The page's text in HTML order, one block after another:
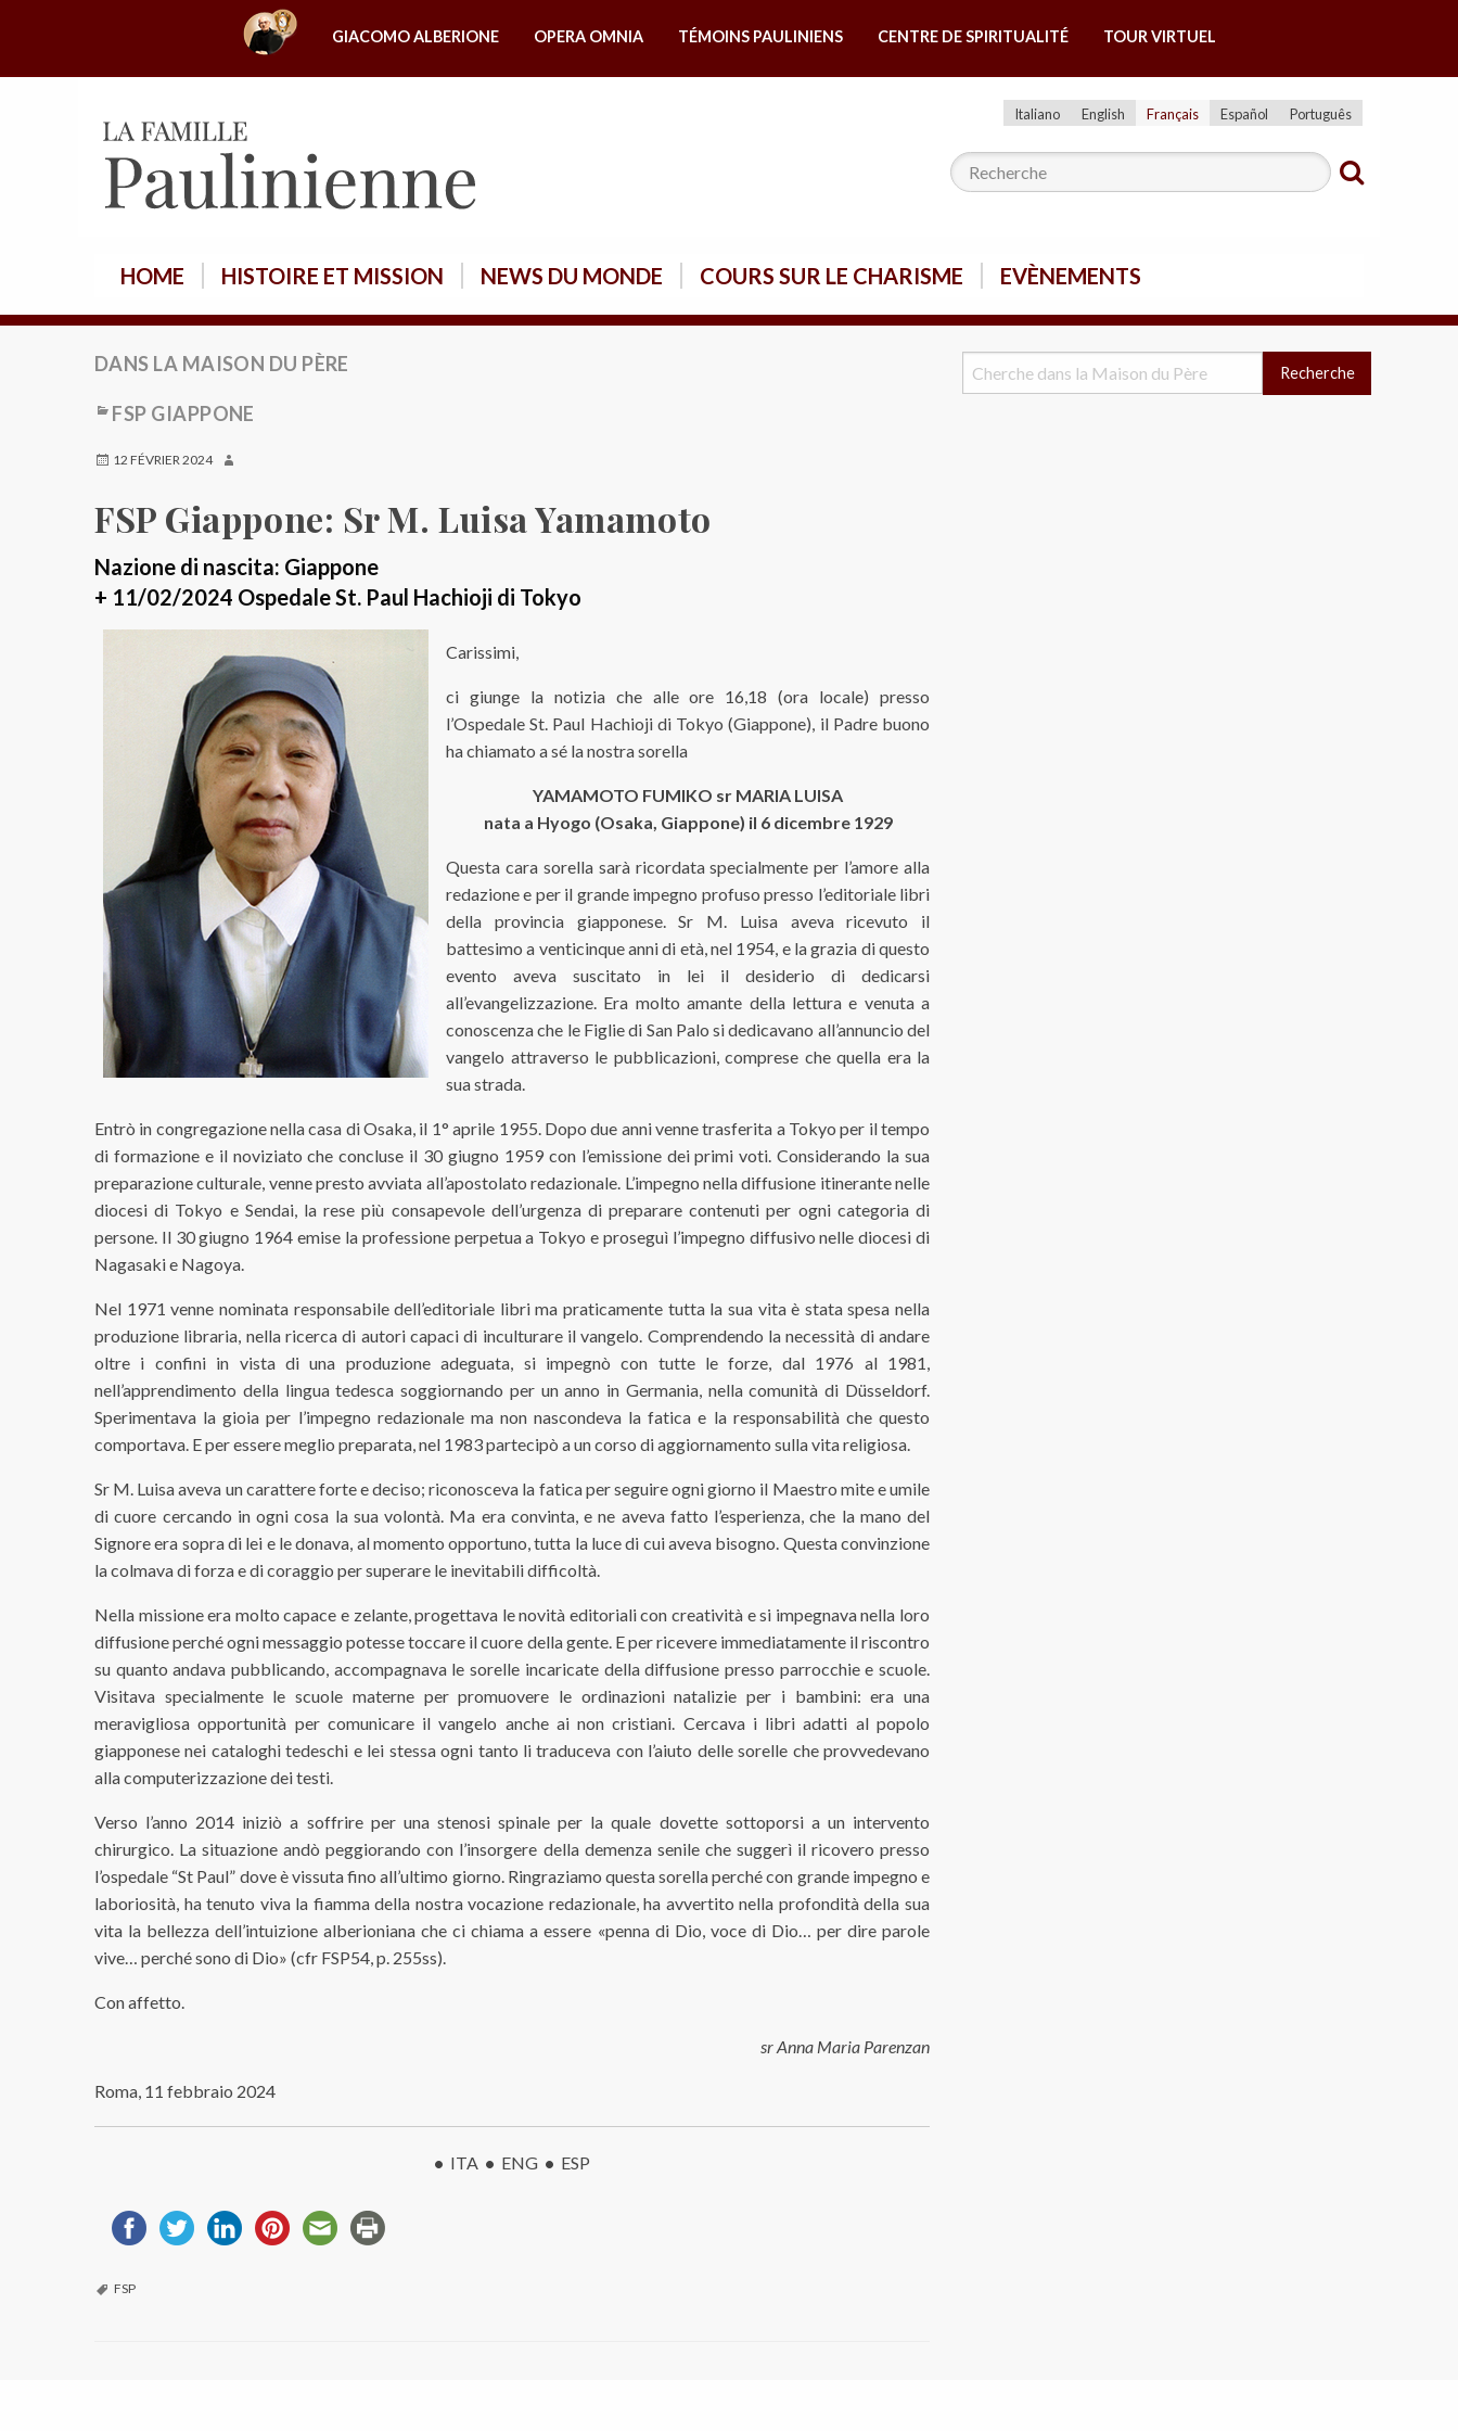
l
GIACOMO ALBERIONE OPERA OMNIA TÉMOINS PAULINIENS CENTRE DE SPIRITUALITÉ TOUR VIRTUEL
Italiano English Français Español Português
HOME HISTOIRE ET MISSION NEWS DU MONDE COURS SUR LE CHARISME EVÈNEMENTS
DANS LA MAISON DU PÈRE
FSP GIAPPONE
12 FÉVRIER 2024
FSP Giappone: Sr M. Luisa Yamamoto
Nazione di nascita: Giappone
+ 11/02/2024 Ospedale St. Paul Hachioji di Tokyo
Carissimi,
ci giunge la notizia che alle ore 16,18 (ora locale) presso
l’Ospedale St. Paul Hachioji di Tokyo (Giappone), il Padre buono
ha chiamato a sé la nostra sorella
YAMAMOTO FUMIKO sr MARIA LUISA
nata a Hyogo (Osaka, Giappone) il 6 dicembre 1929
Questa cara sorella sarà ricordata specialmente per l’amore alla
redazione e per il grande impegno profuso presso l’editoriale libri
della provincia giapponese. Sr M. Luisa aveva ricevuto il
battesimo a venticinque anni di età, nel 1954, e la grazia di questo
evento aveva suscitato in lei il desiderio di dedicarsi
all’evangelizzazione. Era molto amante della lettura e venuta a
conoscenza che le Figlie di San Palo si dedicavano all’annuncio del
vangelo attraverso le pubblicazioni, comprese che quella era la
sua strada.
Entrò in congregazione nella casa di Osaka, il 1° aprile 1955. Dopo due anni venne trasferita a Tokyo per il tempo
di formazione e il noviziato che concluse il 30 giugno 1959 con l’emissione dei primi voti. Considerando la sua
preparazione culturale, venne presto avviata all’apostolato redazionale. L’impegno nella diffusione itinerante nelle
diocesi di Tokyo e Sendai, la rese più consapevole dell’urgenza di preparare contenuti per ogni categoria di
persone. Il 30 giugno 1964 emise la professione perpetua a Tokyo e proseguì l’impegno diffusivo nelle diocesi di
Nagasaki e Nagoya.
Nel 1971 venne nominata responsabile dell’editoriale libri ma praticamente tutta la sua vita è stata spesa nella
produzione libraria, nella ricerca di autori capaci di inculturare il vangelo. Comprendendo la necessità di andare
oltre i confini in vista di una produzione adeguata, si impegnò con tutte le forze, dal 1976 al 1981,
nell’apprendimento della lingua tedesca soggiornando per un anno in Germania, nella comunità di Düsseldorf.
Sperimentava la gioia per l’impegno redazionale ma non nascondeva la fatica e la responsabilità che questo
comportava. E per essere meglio preparata, nel 1983 partecipò a un corso di aggiornamento sulla vita religiosa.
Sr M. Luisa aveva un carattere forte e deciso; riconosceva la fatica per seguire ogni giorno il Maestro mite e umile
di cuore cercando in ogni cosa la sua volontà. Ma era convinta, e ne aveva fatto l’esperienza, che la mano del
Signore era sopra di lei e le donava, al momento opportuno, tutta la luce di cui aveva bisogno. Questa convinzione
la colmava di forza e di coraggio per superare le inevitabili difficoltà.
Nella missione era molto capace e zelante, progettava le novità editoriali con creatività e si impegnava nella loro
diffusione perché ogni messaggio potesse toccare il cuore della gente. E per ricevere immediatamente il riscontro
su quanto andava pubblicando, accompagnava le sorelle incaricate della diffusione presso parrocchie e scuole.
Visitava specialmente le scuole materne per promuovere le ordinazioni natalizie per i bambini: era una
meravigliosa opportunità per comunicare il vangelo anche ai non cristiani. Cercava i libri adatti al popolo
giapponese nei cataloghi tedeschi e lei stessa ogni tanto li traduceva con l’aiuto delle sorelle che provvedevano
alla computerizzazione dei testi.
Verso l’anno 2014 iniziò a soffrire per una stenosi spinale per la quale dovette sottoporsi a un intervento
chirurgico. La situazione andò peggiorando con l’insorgere della demenza senile che suggerì il ricovero presso
l’ospedale “St Paul” dove è vissuta fino all’ultimo giorno. Ringraziamo questa sorella perché con grande impegno e
laboriosità, ha tenuto viva la fiamma della nostra vocazione redazionale, ha avvertito nella profondità della sua
vita la bellezza dell’intuizione alberioniana che ci chiama a essere «penna di Dio, voce di Dio… per dire parole
vive… perché sono di Dio» (cfr FSP54, p. 255ss).
Con affetto.
sr Anna Maria Parenzan
Roma, 11 febbraio 2024
• ITA • ENG • ESP
FSP
Recherche